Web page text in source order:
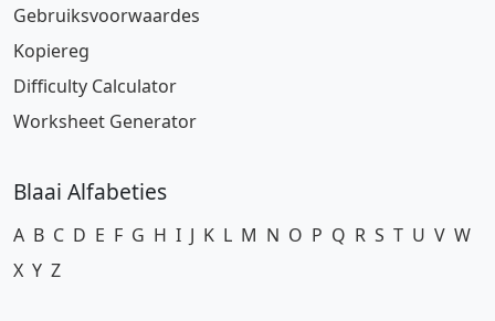
Gebruiksvoorwaardes
Kopiereg
Difficulty Calculator
Worksheet Generator
Blaai Alfabeties
A B C D E F G H I J K L M N O P Q R S T U V W
X Y Z